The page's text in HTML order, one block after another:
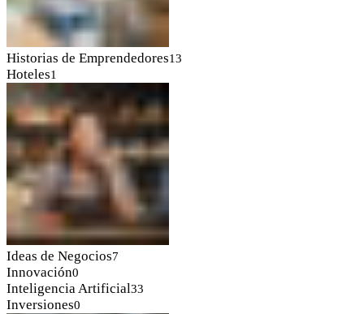
Historias de Emprendedores13
Hoteles1
Ideas de Negocios7
Innovación0
Inteligencia Artificial33
Inversiones0